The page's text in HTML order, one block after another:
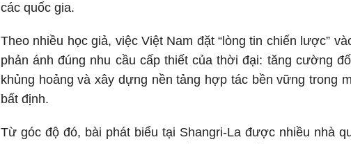
các quốc gia.
Theo nhiều học giả, việc Việt Nam đặt “lòng tin chiến lược”
phản ánh đúng nhu cầu cấp thiết của thời đại: tăng cường
khủng hoảng và xây dựng nền tảng hợp tác bền vững trong
bất định.
Từ góc độ đó, bài phát biểu tại Shangri-La được nhiều nhà